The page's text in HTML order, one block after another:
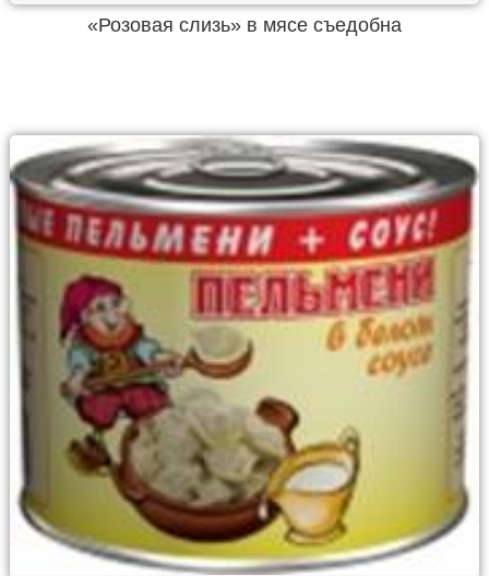
«Розовая слизь» в мясе съедобна